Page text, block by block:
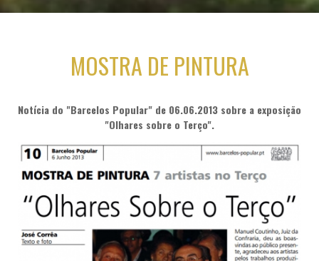
MOSTRA DE PINTURA
Notícia do "Barcelos Popular" de 06.06.2013 sobre a exposição
"Olhares sobre o Terço".